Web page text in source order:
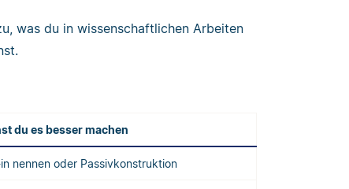
was du in wissenschaftlichen Arbeiten
du es besser machen
nennen oder Passivkonstruktion